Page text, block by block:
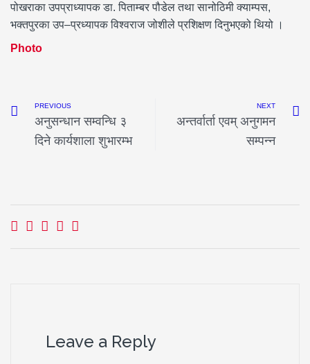
पोखराका उपप्राध्यापक डा. पिताम्बर पौडेल तथा सानोठिमी क्याम्पस,
भक्तपुरका उप–प्रध्यापक विश्वराज जोशीले प्रशिक्षण दिनुभएको थियो ।
Photo
PREVIOUS
अनुसन्धान सम्वन्धि ३
दिने कार्यशाला शुभारम्भ
NEXT
अन्तर्वार्ता एवम् अनुगमन
सम्पन्न
Leave a Reply